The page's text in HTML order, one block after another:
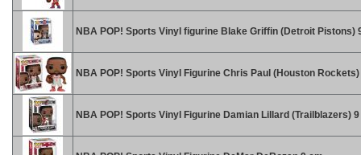
NBA POP! Sports Vinyl figurine Blake Griffin (Detroit Pistons)
NBA POP! Sports Vinyl Figurine Chris Paul (Houston
NBA POP! Sports Vinyl Figurine Damian Lillard (Trailblazers)